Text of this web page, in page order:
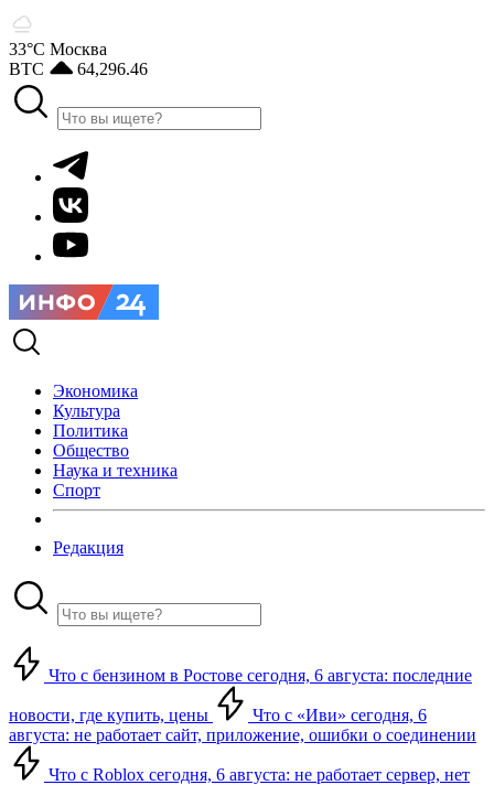
33°С Москва
BTC
64,296.46
Экономика
Культура
Политика
Общество
Наука и техника
Спорт
Редакция
Что с бензином в Ростове сегодня, 6 августа: последние
новости, где купить, цены
Что с «Иви» сегодня, 6
августа: не работает сайт, приложение, ошибки о соединении
Что с Roblox сегодня, 6 августа: не работает сервер, нет